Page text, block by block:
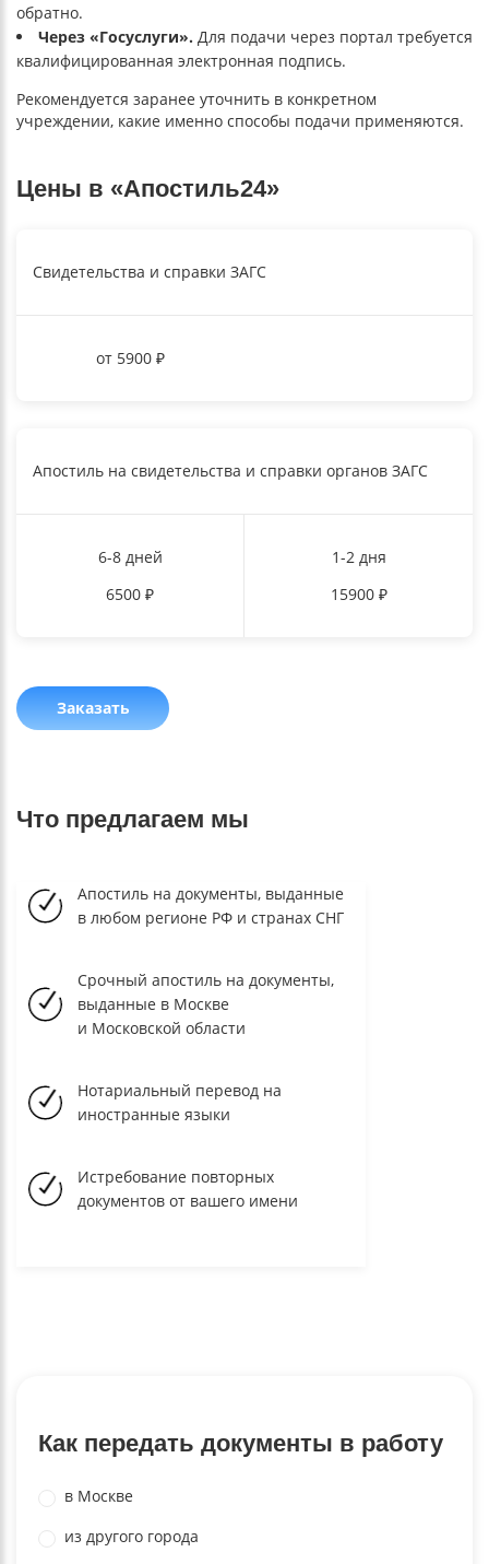
обратно.
Через «Госуслуги». Для подачи через портал требуется
квалифицированная электронная подпись.
Рекомендуется заранее уточнить в конкретном
учреждении, какие именно способы подачи применяются.
Цены в «Апостиль24»
Свидетельства и справки ЗАГС
от 5900 ₽
Апостиль на свидетельства и справки органов ЗАГС
6-8 дней
6500 ₽
1-2 дня
15900 ₽
Заказать
Что предлагаем мы
Апостиль на документы, выданные
в любом регионе РФ и странах СНГ
Срочный апостиль на документы,
выданные в Москве
и Московской области
Нотариальный перевод на
иностранные языки
Истребование повторных
документов от вашего имени
Как передать документы в работу
в Москве
из другого города